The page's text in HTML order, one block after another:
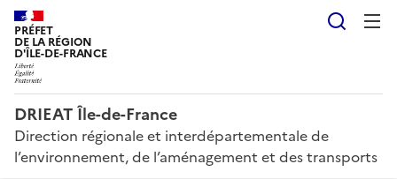
PRÉFET
DE LA RÉGION
D'ÎLE-DE-FRANCE
DRIEAT Île-de-France
Direction régionale et interdépartementale de
l’environnement, de l’aménagement et des transports